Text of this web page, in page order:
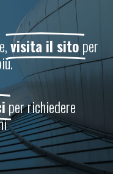
visita il sitoper
per richiedere